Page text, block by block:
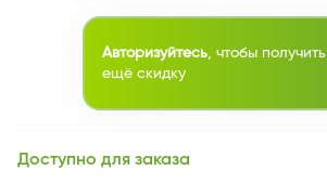
Авторизуйтесь , чтобы получить
ещё скидку
Доступно для заказа